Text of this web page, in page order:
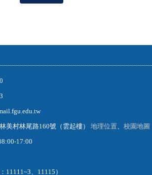
美村林尾路160號（雲起樓） 地理位置
校園地圖
17:00
11111~3、11115）